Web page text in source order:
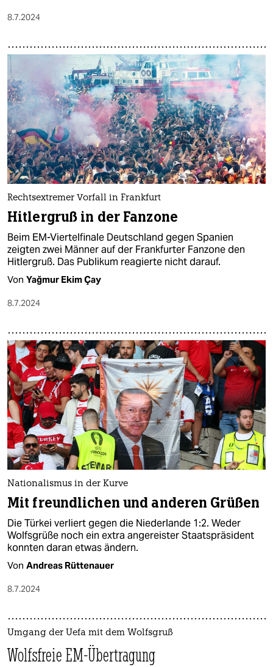
8.7.2024
Rechtsextremer Vorfall in Frankfurt
Hitlergruß in der Fanzone
Beim EM-Viertelfinale Deutschland gegen Spanien
zeigten zwei Männer auf der Frankfurter Fanzone den
Hitlergruß. Das Publikum reagierte nicht darauf.
Von Yağmur Ekim Çay
8.7.2024
Nationalismus in der Kurve
Mit freundlichen und anderen Grüßen
Die Türkei verliert gegen die Niederlande 1:2. Weder
Wolfsgrüße noch ein extra angereister Staatspräsident
konnten daran etwas ändern.
Von Andreas Rüttenauer
8.7.2024
Umgang der Uefa mit dem Wolfsgruß
Wolfsfreie EM-Übertragung